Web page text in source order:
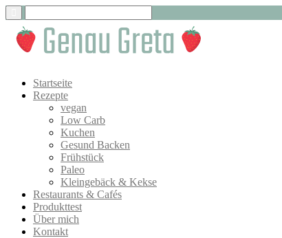
Startseite
Rezepte
vegan
Low Carb
Kuchen
Gesund Backen
Frühstück
Paleo
Kleingebäck & Kekse
Restaurants & Cafés
Produkttest
Über mich
Kontakt